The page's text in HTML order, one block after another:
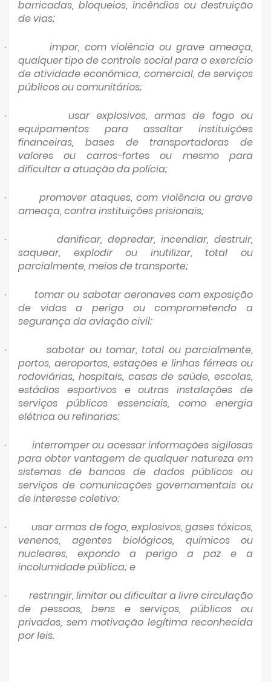
barricadas, bloqueios, incêndios ou destruição
de vias;
·
impor, com violência ou grave ameaça,
qualquer tipo de controle social para o exercício
de atividade econômica, comercial, de serviços
públicos ou comunitários;
·
usar explosivos, armas de fogo ou
equipamentos para assaltar instituições
financeiras, bases de transportadoras de
valores ou carros-fortes ou mesmo para
dificultar a atuação da polícia;
·
promover ataques, com violência ou grave
ameaça, contra instituições prisionais;
·
danificar, depredar, incendiar, destruir,
saquear, explodir ou inutilizar, total ou
parcialmente, meios de transporte;
·
tomar ou sabotar aeronaves com exposição
de vidas a perigo ou comprometendo a
segurança da aviação civil;
·
sabotar ou tomar, total ou parcialmente,
portos, aeroportos, estações e linhas férreas ou
rodoviárias, hospitais, casas de saúde, escolas,
estádios esportivos e outras instalações de
serviços públicos essenciais, como energia
elétrica ou refinarias;
·
interromper ou acessar informações sigilosas
para obter vantagem de qualquer natureza em
sistemas de bancos de dados públicos ou
serviços de comunicações governamentais ou
de interesse coletivo;
·
usar armas de fogo, explosivos, gases tóxicos,
venenos, agentes biológicos, químicos ou
nucleares, expondo a perigo a paz e a
incolumidade pública; e
·
restringir, limitar ou dificultar a livre circulação
de pessoas, bens e serviços, públicos ou
privados, sem motivação legítima reconhecida
por leis.